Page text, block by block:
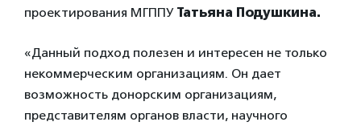
проектирования МГППУ Татьяна Подушкина.
«Данный подход полезен и интересен не только
некоммерческим организациям. Он дает
возможность донорским организациям,
представителям органов власти, научного